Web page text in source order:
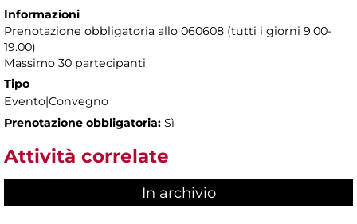
Informazioni
Prenotazione obbligatoria allo 060608 (tutti i giorni 9.00-
19.00)
Massimo 30 partecipanti
Tipo
Evento|Convegno
Prenotazione obbligatoria: Sì
Attività correlate
In archivio